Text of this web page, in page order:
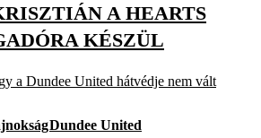
A HEARTS
KÉSZÜL
a Dundee United hátvédje nem vált
Dundee United